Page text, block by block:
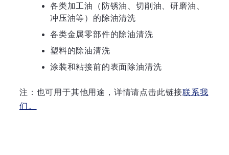
各类加工油（防锈油、切削油、研磨油、
冲压油等）的除油清洗
各类金属零部件的除油清洗
塑料的除油清洗
涂装和粘接前的表面除油清洗
注：也可用于其他用途，详情请点击此链接联系我
们。